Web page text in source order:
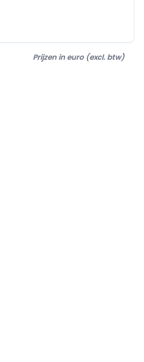
Prijzen in euro (excl. btw)